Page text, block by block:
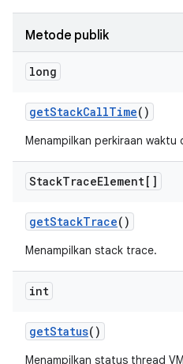
Metode publik
long
getStackCallTime()
Menampilkan perkiraan
StackTraceElement[]
getStackTrace()
Menampilkan stack trace.
int
getStatus()
Menampilkan status thread